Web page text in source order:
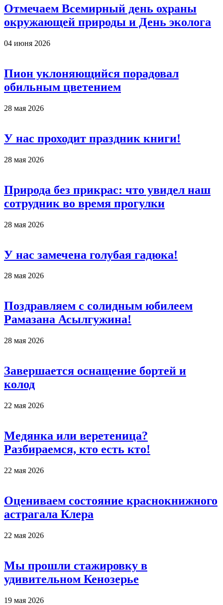
Отмечаем Всемирный день охраны
окружающей природы и День эколога
04 июня 2026
Пион уклоняющийся порадовал
обильным цветением
28 мая 2026
У нас проходит праздник книги!
28 мая 2026
Природа без прикрас: что увидел наш
сотрудник во время прогулки
28 мая 2026
У нас замечена голубая гадюка!
28 мая 2026
Поздравляем с солидным юбилеем
Рамазана Асылгужина!
28 мая 2026
Завершается оснащение бортей и
колод
22 мая 2026
Медянка или веретеница?
Разбираемся, кто есть кто!
22 мая 2026
Оцениваем состояние краснокнижного
астрагала Клера
22 мая 2026
Мы прошли стажировку в
удивительном Кенозерье
19 мая 2026